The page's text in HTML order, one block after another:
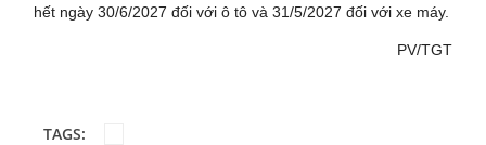
hết ngày 30/6/2027 đối với ô tô và 31/5/2027 đối với xe máy.
PV/TGT
TAGS: